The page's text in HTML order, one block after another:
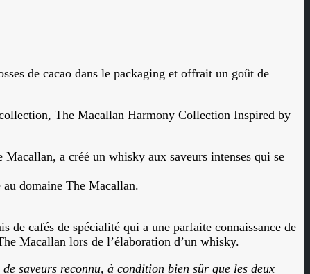
de cacao dans le packaging et offrait un goût de
The Macallan Harmony Collection Inspired by
a créé un whisky aux saveurs intenses qui se
au domaine The Macallan.
de cafés de spécialité qui a une parfaite connaissance de
Macallan lors de l’élaboration d’un whisky.
saveurs reconnu, à condition bien sûr que les deux